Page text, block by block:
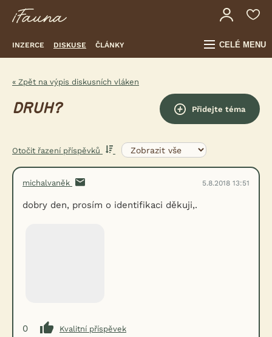
INZERCE DISKUSE ČLÁNKY CELÉ MENU
« Zpět na výpis diskusních vláken
DRUH? Přidejte téma
Otočit řazení příspěvků
michalvaněk 5.8.2018 13:51
dobry den, prosím o identifikaci děkuji,.
0
Kvalitní příspěvek